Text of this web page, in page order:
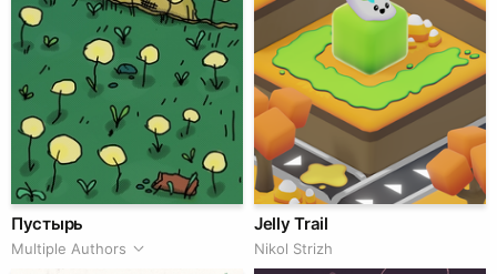
Пустырь
Multiple Authors
Jelly Trail
Nikol Strizh